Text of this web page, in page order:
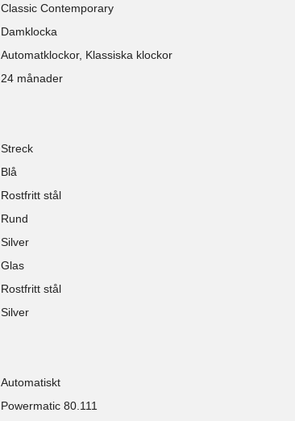
Classic Contemporary
Damklocka
Automatklockor, Klassiska klockor
24 månader
Streck
Blå
Rostfritt stål
Rund
Silver
Glas
Rostfritt stål
Silver
Automatiskt
Powermatic 80.111